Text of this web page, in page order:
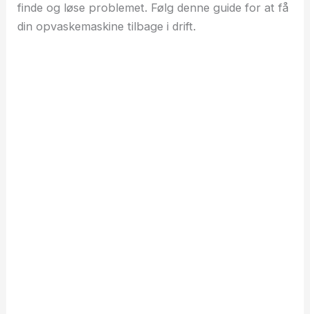
finde og løse problemet. Følg denne guide for at få
din opvaskemaskine tilbage i drift.